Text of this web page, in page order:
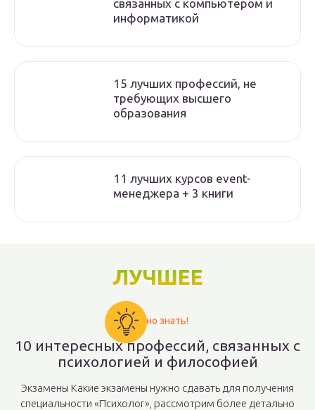
связанных с компьютером и
информатикой
15 лучших профессий, не
требующих высшего
образования
11 лучших курсов event-
менеджера + 3 книги
ЛУЧШЕЕ
Важно знать!
10 интересных профессий, связанных с
психологией и философией
Экзамены Какие экзамены нужно сдавать для получения
специальности «Психолог», рассмотрим более детально